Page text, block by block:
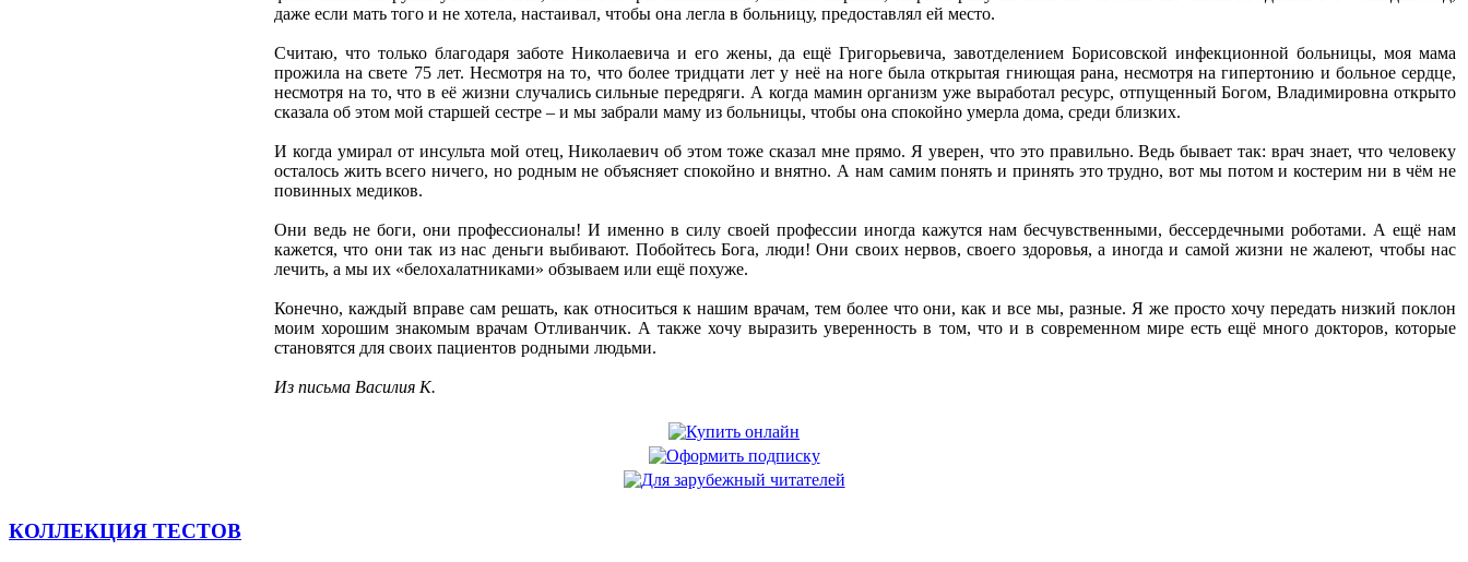
даже если мать того и не хотела, настаивал, чтобы она легла в больницу, предоставлял ей место.
Считаю, что только благодаря заботе Николаевича и его жены, да ещё Григорьевича, завотделением Борисовской инфекционной больницы, моя мама
прожила на свете 75 лет. Несмотря на то, что более тридцати лет у неё на ноге была открытая гниющая рана, несмотря на гипертонию и больное сердце,
несмотря на то, что в её жизни случались сильные передряги. А когда мамин организм уже выработал ресурс, отпущенный Богом, Владимировна открыто
сказала об этом мой старшей сестре – и мы забрали маму из больницы, чтобы она спокойно умерла дома, среди близких.
И когда умирал от инсульта мой отец, Николаевич об этом тоже сказал мне прямо. Я уверен, что это правильно. Ведь бывает так: врач знает, что человеку
осталось жить всего ничего, но родным не объясняет спокойно и внятно. А нам самим понять и принять это трудно, вот мы потом и костерим ни в чём не
повинных медиков.
Они ведь не боги, они профессионалы! И именно в силу своей профессии иногда кажутся нам бесчувственными, бессердечными роботами. А ещё нам
кажется, что они так из нас деньги выбивают. Побойтесь Бога, люди! Они своих нервов, своего здоровья, а иногда и самой жизни не жалеют, чтобы нас
лечить, а мы их «белохалатниками» обзываем или ещё похуже.
Конечно, каждый вправе сам решать, как относиться к нашим врачам, тем более что они, как и все мы, разные. Я же просто хочу передать низкий поклон
моим хорошим знакомым врачам Отливанчик. А также хочу выразить уверенность в том, что и в современном мире есть ещё много докторов, которые
становятся для своих пациентов родными людьми.
Из письма Василия К.
КОЛЛЕКЦИЯ ТЕСТОВ